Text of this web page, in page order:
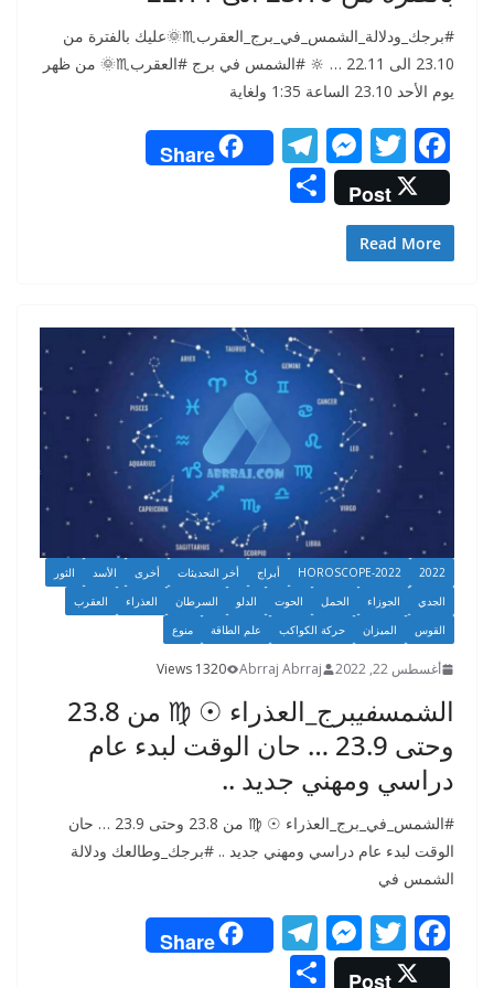
#برجك_ودلالة_الشمس_في_برج_العقرب♏️🌞عليك بالفترة من
23.10 الى 22.11 … 🔆 #الشمس في برج #العقرب♏️🌞 من ظهر
يوم الأحد 23.10 الساعة 1:35 ولغاية
F
ac
e
b
o
T
w
itt
er
M
e
ss
g
er
T
el
m
Share
Post
Read More
2022
HOROSCOPE-2022 أبراج أخر التحديثات أخرى الأسد
الثور
الجدي
الجوزاء الحمل الحوت الدلو السرطان العذراء
العقرب
القوس
الميزان حركة الكواكب علم الطاقة منوع
أغسطس 22, 2022 Abrraj Abrraj
1320 Views
الشمسفي
برج_العذراء ☉ ♍️ من 23.8
وحتى 23.9 … حان الوقت لبدء عام
دراسي ومهني جديد ..
#الشمس_في_برج_العذراء ☉ ♍️ من 23.8 وحتى 23.9 … حان
الوقت لبدء عام دراسي ومهني جديد .. #برجك_وطالعك ودلالة
الشمس في
F
ac
T
w
M
e
T
el
Share
Post